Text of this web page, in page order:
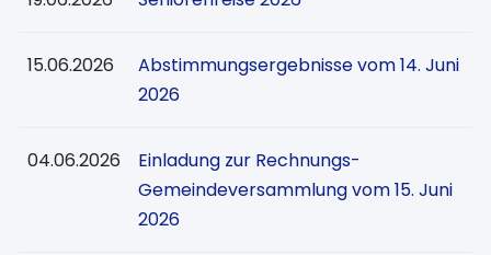
15.06.2026
Abstimmungsergebnisse vom 14. Juni
2026
04.06.2026
Einladung zur Rechnungs-
Gemeindeversammlung vom 15. Juni
2026